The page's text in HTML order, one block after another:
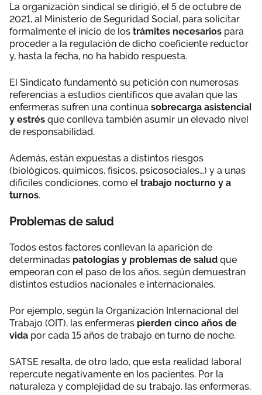
La organización sindical se dirigió, el 5 de octubre de
2021, al Ministerio de Seguridad Social, para solicitar
formalmente el inicio de los trámites necesarios para
proceder a la regulación de dicho coeficiente reductor
y, hasta la fecha, no ha habido respuesta.
El Sindicato fundamentó su petición con numerosas
referencias a estudios científicos que avalan que las
enfermeras sufren una continua sobrecarga asistencial
y estrés que conlleva también asumir un elevado nivel
de responsabilidad.
Además, están expuestas a distintos riesgos
(biológicos, químicos, físicos, psicosociales…) y a unas
difíciles condiciones, como el trabajo nocturno y a
turnos.
Problemas de salud
Todos estos factores conllevan la aparición de
determinadas patologías y problemas de salud que
empeoran con el paso de los años, según demuestran
distintos estudios nacionales e internacionales.
Por ejemplo, según la Organización Internacional del
Trabajo (OIT), las enfermeras pierden cinco años de
vida por cada 15 años de trabajo en turno de noche.
SATSE resalta, de otro lado, que esta realidad laboral
repercute negativamente en los pacientes. Por la
naturaleza y complejidad de su trabajo, las enfermeras,